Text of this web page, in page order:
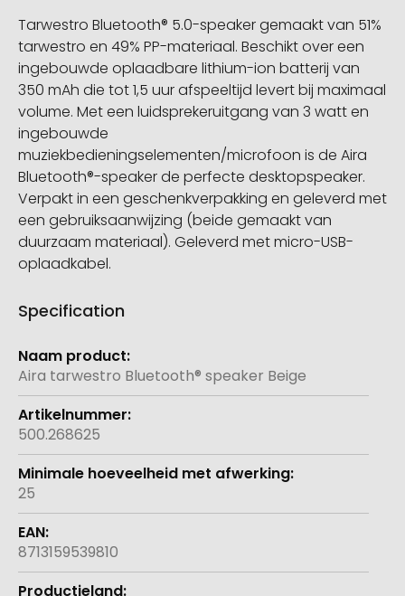
Tarwestro Bluetooth® 5.0-speaker gemaakt van 51%
tarwestro en 49% PP-materiaal. Beschikt over een
ingebouwde oplaadbare lithium-ion batterij van
350 mAh die tot 1,5 uur afspeeltijd levert bij maximaal
volume. Met een luidsprekeruitgang van 3 watt en
ingebouwde
muziekbedieningselementen/microfoon is de Aira
Bluetooth®-speaker de perfecte desktopspeaker.
Verpakt in een geschenkverpakking en geleverd met
een gebruiksaanwijzing (beide gemaakt van
duurzaam materiaal). Geleverd met micro-USB-
oplaadkabel.
Specification
Meer
informatie
Aira tarwestro Bluetooth® speaker Beige
500.268625
25
8713159539810